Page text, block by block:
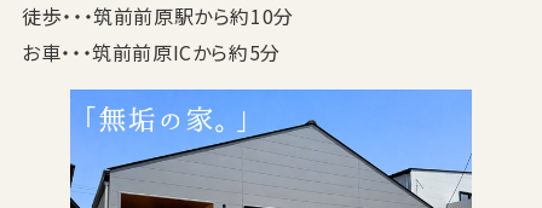
徒歩・・・筑前前原駅から約10分
お車・・・筑前前原ICから約5分